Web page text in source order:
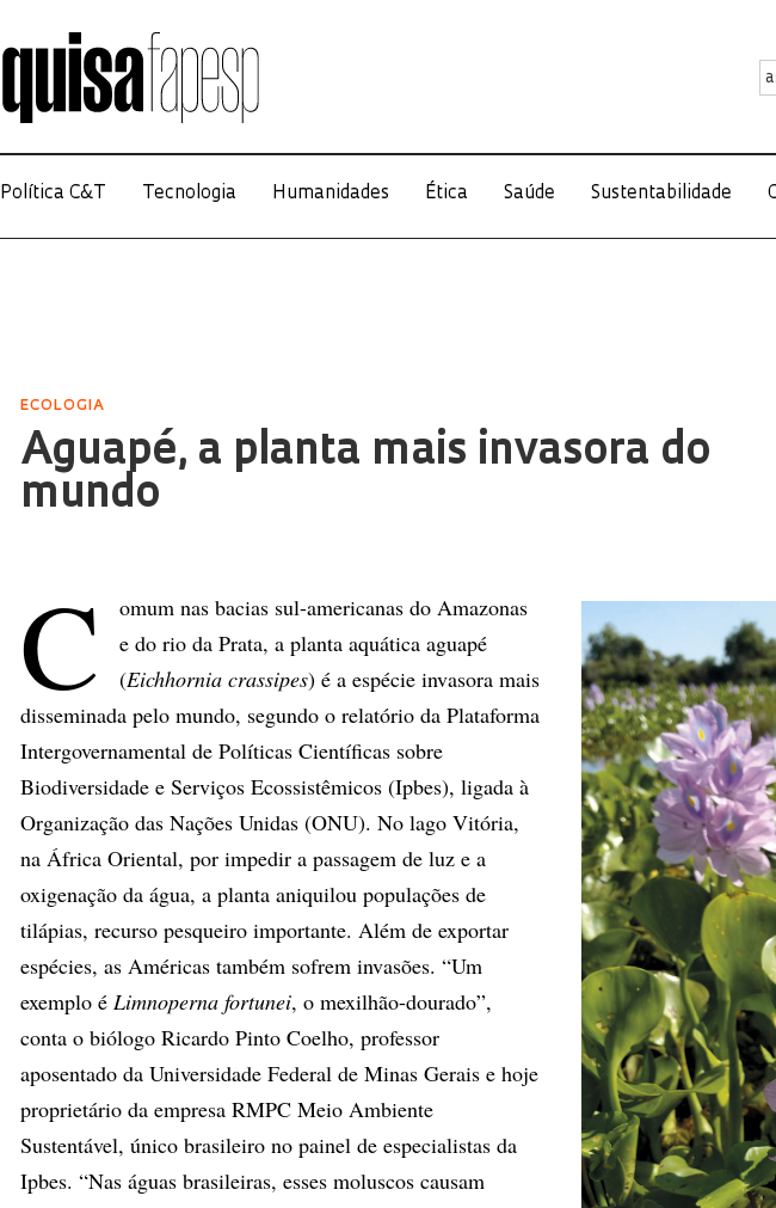
Política C&T Tecnologia Humanidades Ética Saúde Sustentabilidade
ECOLOGIA
Aguapé, a planta mais invasora do
mundo
C
omum nas bacias sul-americanas do Amazonas
e do rio da Prata, a planta aquática aguapé
(Eichhornia crassipes) é a espécie invasora mais
disseminada pelo mundo, segundo o relatório da Plataforma
Intergovernamental de Políticas Científicas sobre
Biodiversidade e Serviços Ecossistêmicos (Ipbes), ligada à
Organização das Nações Unidas (ONU). No lago Vitória,
na África Oriental, por impedir a passagem de luz e a
oxigenação da água, a planta aniquilou populações de
tilápias, recurso pesqueiro importante. Além de exportar
espécies, as Américas também sofrem invasões. “Um
exemplo é Limnoperna fortunei, o mexilhão-dourado”,
conta o biólogo Ricardo Pinto Coelho, professor
aposentado da Universidade Federal de Minas Gerais e hoje
proprietário da empresa RMPC Meio Ambiente
Sustentável, único brasileiro no painel de especialistas da
Ipbes. “Nas águas brasileiras, esses moluscos causam